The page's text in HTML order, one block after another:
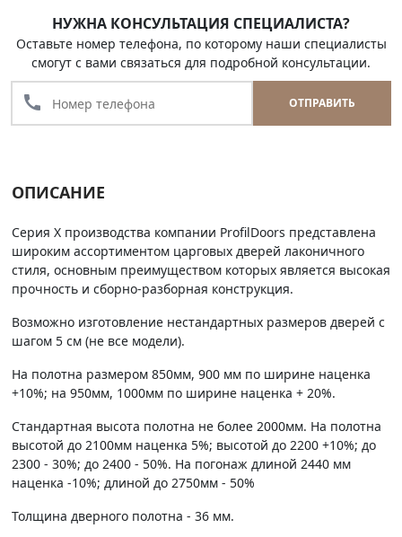
НУЖНА КОНСУЛЬТАЦИЯ СПЕЦИАЛИСТА?
Оставьте номер телефона, по которому наши специалисты
смогут с вами связаться для подробной консультации.
call ОТПРАВИТЬ
ОПИСАНИЕ
Серия Х производства компании ProfilDoors представлена
широким ассортиментом царговых дверей лаконичного
стиля, основным преимуществом которых является высокая
прочность и сборно-разборная конструкция.
Возможно изготовление нестандартных размеров дверей с
шагом 5 см (не все модели).
На полотна размером 850мм, 900 мм по ширине наценка
+10%; на 950мм, 1000мм по ширине наценка + 20%.
Стандартная высота полотна не более 2000мм. На полотна
высотой до 2100мм наценка 5%; высотой до 2200 +10%; до
2300 - 30%; до 2400 - 50%. На погонаж длиной 2440 мм
наценка -10%; длиной до 2750мм - 50%
Толщина дверного полотна - 36 мм.